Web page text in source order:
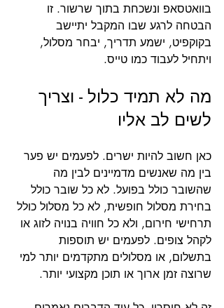
בוואטסאפ ונשכחת בתוך שרשור. זו
הבטחה לרגע שבו המקבל יתיישב
בקוקפיט, ישמע תדריך, יבחר מסלול,
ויתחיל לעבוד כמו טייס.
מה לא תמיד כלול - וצריך
לשים לב אליו
כאן חשוב להיות ישרים. לפעמים יש פער
בין מה שאנשים מדמיינים לבין מה
שהשובר כולל בפועל. לא כל שובר כולל
בחירת מסלול חופשית, לא כל מסלול כולל
תרחישי חירום, ולא כל חוויה בנויה לזוג או
לקהל צופים. לפעמים יש תוספות
בתשלום, או מסלולים מתקדמים יותר למי
שרוצה זמן ארוך או תוכן מקצועי יותר.